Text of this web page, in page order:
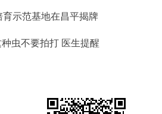
示范基地在昌平揭牌
虫不要拍打 医生提醒